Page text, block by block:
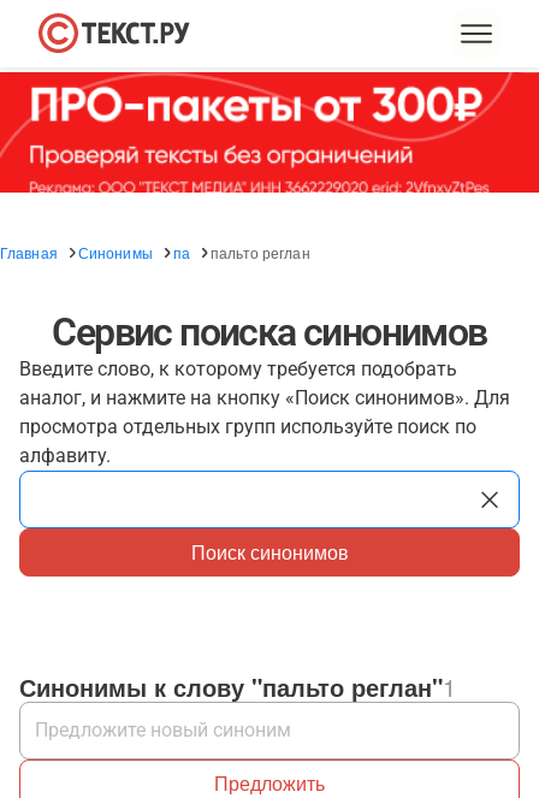
Главная Синонимы па пальто реглан
Сервис поиска синонимов
Введите слово, к которому требуется подобрать
аналог, и нажмите на кнопку «Поиск синонимов». Для
просмотра отдельных групп используйте поиск по
алфавиту.
Поиск синонимов
Синонимы к слову "пальто реглан"1
Предложить